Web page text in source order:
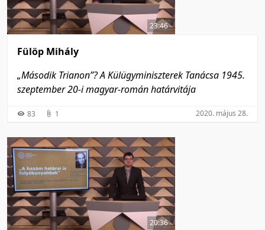
23:46
Fülöp Mihály
„Második Trianon”? A Külügyminiszterek Tanácsa 1945.
szeptember 20-i magyar-román határvitája
83 1 2020. május 28.
20:36